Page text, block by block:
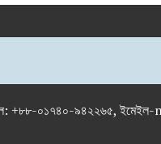
মোবাইল: +৮৮-০১৭৪০-৯৪২২৬৫,